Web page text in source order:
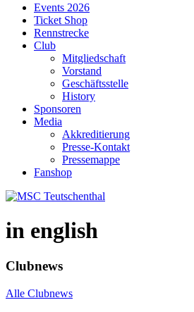
Events 2026
Ticket Shop
Rennstrecke
Club
Mitgliedschaft
Vorstand
Geschäftsstelle
History
Sponsoren
Media
Akkreditierung
Presse-Kontakt
Pressemappe
Fanshop
in english
Clubnews
Alle Clubnews